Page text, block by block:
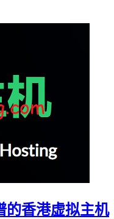
的香港虚拟主机